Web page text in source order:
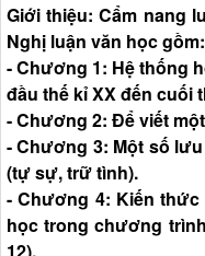
Giới thiệu: Cẩm nang
Nghị luận văn học
- Chương 1: Hệ thống
đầu thế kỉ XX đến cuối
- Chương 2: Để viết
- Chương 3: Một số
(tự sự, trữ tình).
- Chương 4: Kiến
học trong chương
12).